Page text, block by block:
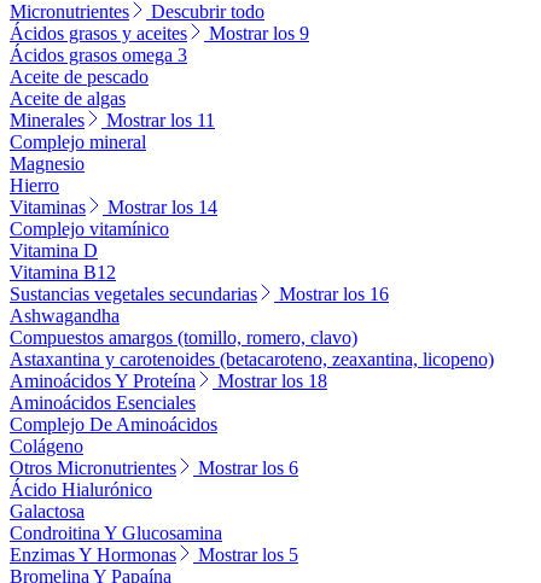
Micronutrientes
Descubrir todo
Ácidos grasos y aceites
Mostrar los 9
Ácidos grasos omega 3
Aceite de pescado
Aceite de algas
Minerales
Mostrar los 11
Complejo mineral
Magnesio
Hierro
Vitaminas
Mostrar los 14
Complejo vitamínico
Vitamina D
Vitamina B12
Sustancias vegetales secundarias
Mostrar los 16
Ashwagandha
Compuestos amargos (tomillo, romero, clavo)
Astaxantina y carotenoides (betacaroteno, zeaxantina, licopeno)
Aminoácidos Y Proteína
Mostrar los 18
Aminoácidos Esenciales
Complejo De Aminoácidos
Colágeno
Otros Micronutrientes
Mostrar los 6
Ácido Hialurónico
Galactosa
Condroitina Y Glucosamina
Enzimas Y Hormonas
Mostrar los 5
Bromelina Y Papaína